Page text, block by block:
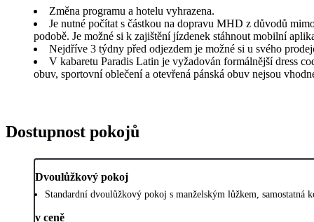
Změna programu a hotelu vyhrazena.
Je nutné počítat s částkou na dopravu MHD z důvodů
podobě. Je možné si k zajištění jízdenek stáhnout mobilní
Nejdříve 3 týdny před odjezdem je možné si u svého
V kabaretu Paradis Latin je vyžadován formálnější dress
obuv, sportovní oblečení a otevřená pánská obuv nejsou
Dostupnost pokojů
Dvoulůžkový pokoj
Standardní dvoulůžkový pokoj s manželským lůžkem, samostatná
v ceně